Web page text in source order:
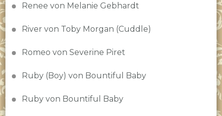
Renee von Melanie Gebhardt
River von Toby Morgan (Cuddle)
Romeo von Severine Piret
Ruby (Boy) von Bountiful Baby
Ruby von Bountiful Baby